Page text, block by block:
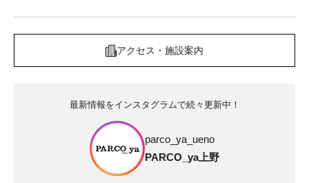
アクセス・施設案内
最新情報をインスタグラムで続々更新中！
parco_ya_ueno
PARCO_ya上野